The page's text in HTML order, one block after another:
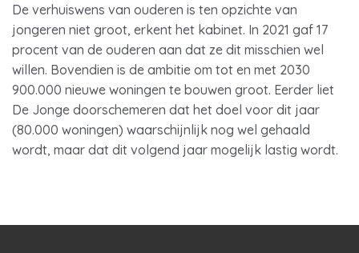
De verhuiswens van ouderen is ten opzichte van
jongeren niet groot, erkent het kabinet. In 2021 gaf 17
procent van de ouderen aan dat ze dit misschien wel
willen. Bovendien is de ambitie om tot en met 2030
900.000 nieuwe woningen te bouwen groot. Eerder liet
De Jonge doorschemeren dat het doel voor dit jaar
(80.000 woningen) waarschijnlijk nog wel gehaald
wordt, maar dat dit volgend jaar mogelijk lastig wordt.